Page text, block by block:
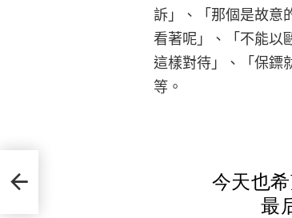
訴」、「那個是故意
看著呢」、「不能以
這樣對待」、「保鏢
等。
今天也
最